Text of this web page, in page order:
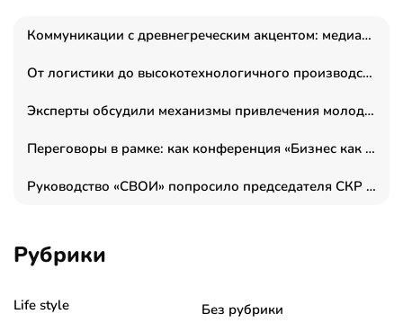
Коммуникации с древнегреческим акцентом: медиаменеджер и журналист Владимир Дергачев запустил коммуникационное агентство «Сократ 2.0»
От логистики до высокотехнологичного производства: как основатель “гагаринга” выстраивает экосистему безопасности и гражданских БПЛА
Эксперты обсудили механизмы привлечения молодых специалистов в промышленные города
Переговоры в рамке: как конференция «Бизнес как искусство» переформатирует деловой этикет в стенах ТПП РФ
Руководство «СВОИ» попросило председателя СКР дать правовую оценку обысков в тыловом штабе
Рубрики
Life style
Без рубрики